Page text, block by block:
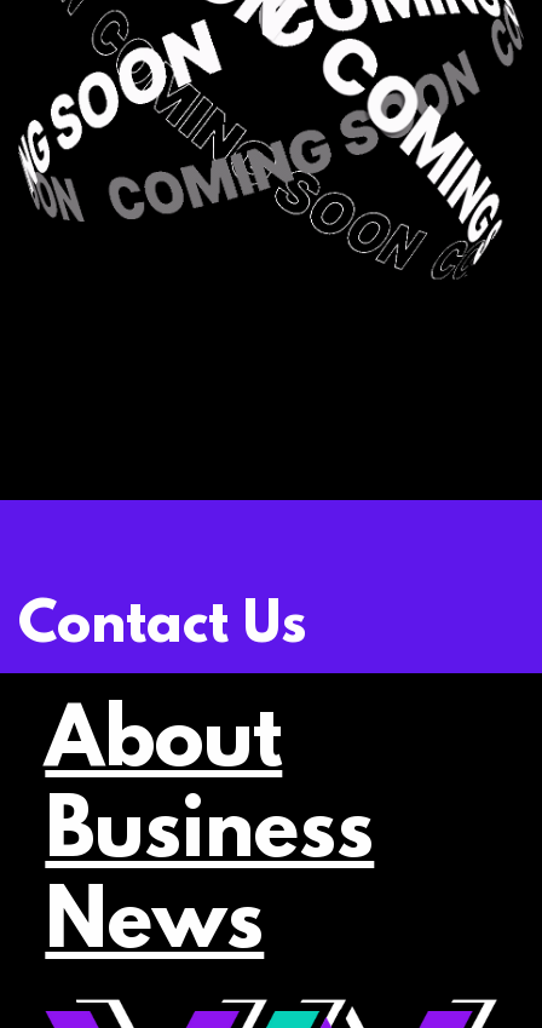
Contact Us
About
Business
News